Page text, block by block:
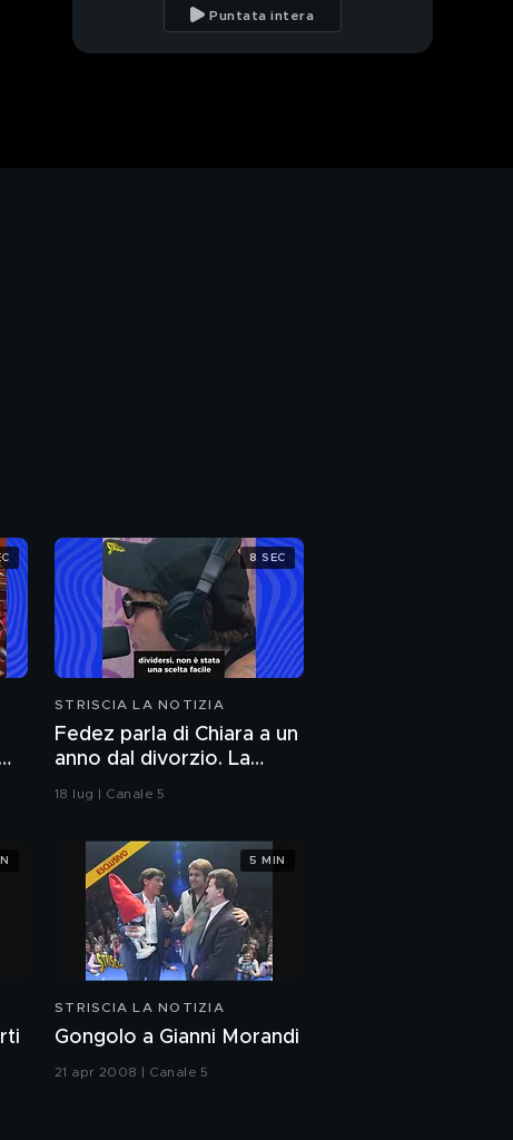
Puntata intera
STRISCIA LA NOTIZIA
Fedez parla di Chiara a un
anno dal divorzio. La
reazione della Ferragni
18 lug | Canale 5
8 SEC
STRISCIA LA NOTIZIA
Gongolo a Gianni Morandi
21 apr 2008 | Canale 5
5 MIN